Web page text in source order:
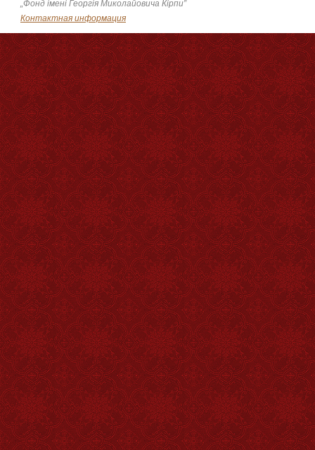
„Фонд імені Георгія Миколайовича Кірпи”
Контактная информация